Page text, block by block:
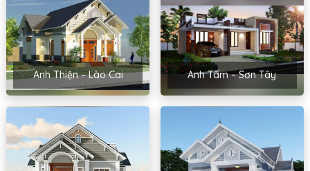
Anh Thiện – Lào Cai Anh Tâm – Sơn Tây